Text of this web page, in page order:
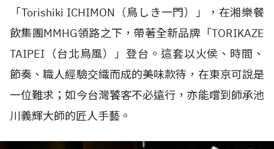
「Torishiki ICHIMON （鳥しき一門）」，在湘樂餐
飲集團MMHG領路之下，帶著全新品牌「TORIKAZE
TAIPEI （台北鳥風）」登台。這套以火侯、時間、
節奏、職人經驗交織而成的美味款待，在東京可說是
一位難求；如今台灣饕客不必遠行，亦能嚐到師承池
川義輝大師的匠人手藝。